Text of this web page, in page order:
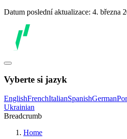
Datum poslední aktualizace: 4. března
Vyberte si jazyk
EnglishFrenchItalianSpanishGerman
Ukrainian
Breadcrumb
Home